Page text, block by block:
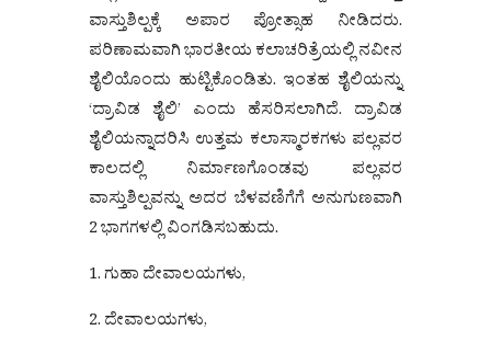
ವಾಸ್ತುಶಿಲ್ಪಕ್ಕೆ ಅಪಾರ ಪ್ರೋತ್ಸಾಹ ನೀಡಿದರು.
ಪರಿಣಾಮವಾಗಿ ಭಾರತೀಯ ಕಲಾಚರಿತ್ರೆಯಲ್ಲಿ ನವೀನ
ಶೈಲಿಯೊಂದು ಹುಟ್ಟಿಕೊಂಡಿತು. ಇಂತಹ ಶೈಲಿಯನ್ನು
‘ದ್ರಾವಿಡ ಶೈಲಿ’ ಎಂದು ಹೆಸರಿಸಲಾಗಿದೆ. ದ್ರಾವಿಡ
ಶೈಲಿಯನ್ನಾದರಿಸಿ ಉತ್ತಮ ಕಲಾಸ್ಮಾರಕಗಳು ಪಲ್ಲವರ
ಕಾಲದಲ್ಲಿ ನಿರ್ಮಾಣಗೊಂಡವು ಪಲ್ಲವರ
ವಾಸ್ತುಶಿಲ್ಪವನ್ನು ಅದರ ಬೆಳವಣಿಗೆಗೆ ಅನುಗುಣವಾಗಿ
2 ಭಾಗಗಳಲ್ಲಿ ವಿಂಗಡಿಸಬಹುದು.
1. ಗುಹಾ ದೇವಾಲಯಗಳು,
2. ದೇವಾಲಯಗಳು,